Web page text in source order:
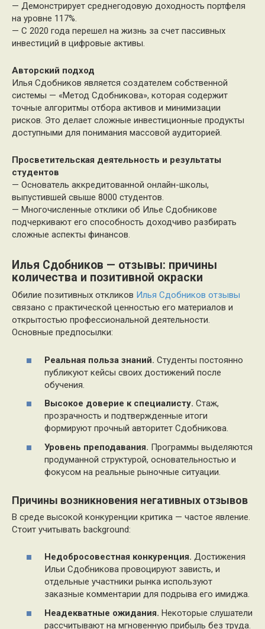
— Демонстрирует среднегодовую доходность портфеля
на уровне 117%.
— С 2020 года перешел на жизнь за счет пассивных
инвестиций в цифровые активы.
Авторский подход
Илья Сдобников является создателем собственной
системы — «Метод Сдобникова», которая содержит
точные алгоритмы отбора активов и минимизации
рисков. Это делает сложные инвестиционные продукты
доступными для понимания массовой аудиторией.
Просветительская деятельность и результаты
студентов
— Основатель аккредитованной онлайн-школы,
выпустившей свыше 8000 студентов.
— Многочисленные отклики об Илье Сдобникове
подчеркивают его способность доходчиво разбирать
сложные аспекты финансов.
Илья Сдобников — отзывы: причины
количества и позитивной окраски
Обилие позитивных откликов Илья Сдобников отзывы
связано с практической ценностью его материалов и
открытостью профессиональной деятельности.
Основные предпосылки:
Реальная польза знаний. Студенты постоянно
публикуют кейсы своих достижений после
обучения.
Высокое доверие к специалисту. Стаж,
прозрачность и подтвержденные итоги
формируют прочный авторитет Сдобникова.
Уровень преподавания. Программы выделяются
продуманной структурой, основательностью и
фокусом на реальные рыночные ситуации.
Причины возникновения негативных отзывов
В среде высокой конкуренции критика — частое явление.
Стоит учитывать background:
Недобросовестная конкуренция. Достижения
Ильи Сдобникова провоцируют зависть, и
отдельные участники рынка используют
заказные комментарии для подрыва его имиджа.
Неадекватные ожидания. Некоторые слушатели
рассчитывают на мгновенную прибыль без труда.